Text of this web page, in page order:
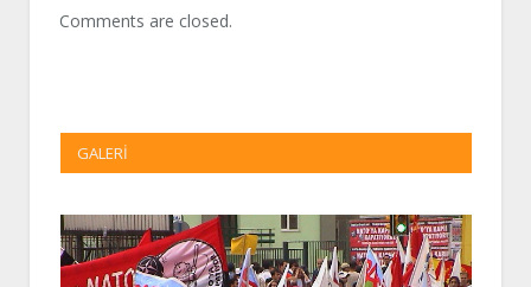
Comments are closed.
GALERI